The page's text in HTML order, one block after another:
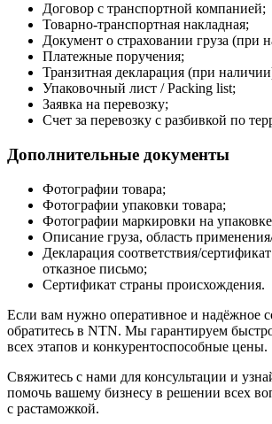
Договор с транспортной компанией;
Товарно-транспортная накладная;
Документ о страховании груза (при
Платежные поручения;
Транзитная декларация (при
Упаковочный лист / Packing list;
Заявка на перевозку;
Счет за перевозку с разбивкой по
Дополнительные документы
Фотографии товара;
Фотографии упаковки товара;
Фотографии маркировки на
Описание груза, область
Декларация соответствия/
отказное письмо;
Сертификат страны происхождения.
Если вам нужно оперативное и надёжное
обратитесь в NTN. Мы гарантируем
всех этапов и конкурентоспособные цены.
Свяжитесь с нами для консультации и
помочь вашему бизнесу в решении всех
с растаможкой.